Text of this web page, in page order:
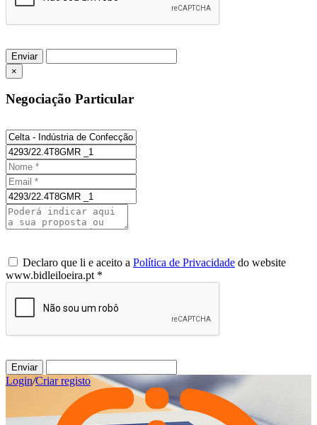
Enviar
×
Negociação Particular
Declaro que li e aceito a Política de Privacidade do website
www.bidleiloeira.pt *
Enviar
Login/Criar registo